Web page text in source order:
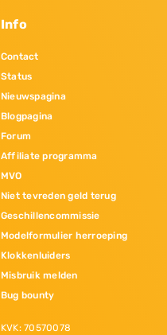
Info
Contact
Status
Nieuwspagina
Blogpagina
Forum
Affiliate programma
MVO
Niet tevreden geld terug
Geschillencommissie
Modelformulier herroeping
Klokkenluiders
Misbruik melden
Bug bounty
KVK: 70570078